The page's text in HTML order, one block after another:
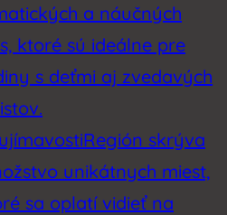
a náučných
ktoré sú ideálne pre
s deťmi aj zvedavých
Región skrýva
unikátnych miest,
sa oplatí vidieť na